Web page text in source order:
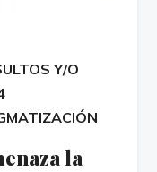
Y/O
la